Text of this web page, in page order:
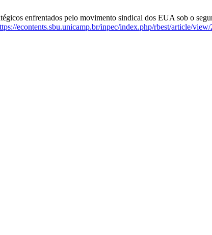
enfrentados pelo movimento sindical dos EUA sob o
econtents.sbu.unicamp.br/inpec/index.php/rbest/article/view/